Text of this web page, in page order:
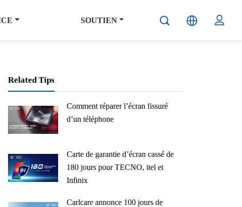
SOUTIEN
Related Tips
Comment réparer l’écran fissuré
d’un téléphone
Carte de garantie d’écran cassé de
180 jours pour TECNO, itel et
Infinix
Carlcare annonce 100 jours de